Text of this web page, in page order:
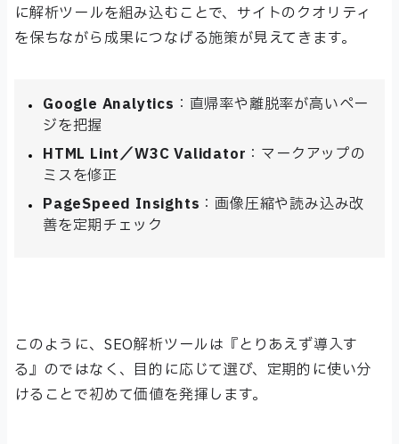
に解析ツールを組み込むことで、サイトのクオリティ
を保ちながら成果につなげる施策が見えてきます。
Google Analytics ：直帰率や離脱率が高いペー
ジを把握
HTML Lint／W3C Validator ：マークアップの
ミスを修正
PageSpeed Insights ：画像圧縮や読み込み改
善を定期チェック
このように、SEO解析ツールは『とりあえず導入す
る』のではなく、目的に応じて選び、定期的に使い分
けることで初めて価値を発揮します。